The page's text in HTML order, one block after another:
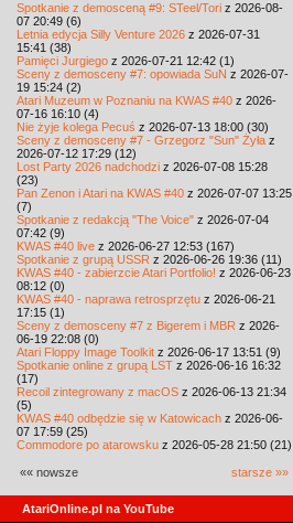
Spotkanie z demosceną #9: STeel/Tori z 2026-08-
07 20:49 (6)
Letnia edycja Silly Venture 2026 z 2026-07-31
15:41 (38)
Pamięci Jurgiego z 2026-07-21 12:42 (1)
Sceny z demosceny #7: opowiada SuN z 2026-07-
19 15:24 (2)
Atari Muzeum w Poznaniu na KWAS #40 z 2026-
07-16 16:10 (4)
Nie żyje kolega Pecuś z 2026-07-13 18:00 (30)
Sceny z demosceny #7 - Grzegorz "Sun" Żyła z
2026-07-12 17:29 (12)
Lost Party 2026 nadchodzi z 2026-07-08 15:28
(23)
Pan Zenon i Atari na KWAS #40 z 2026-07-07 13:25
(7)
Spotkanie z redakcją "The Voice" z 2026-07-04
07:42 (9)
KWAS #40 live z 2026-06-27 12:53 (167)
Spotkanie z grupą USSR z 2026-06-26 19:36 (11)
KWAS #40 - zabierzcie Atari Portfolio! z 2026-06-23
08:12 (0)
KWAS #40 - naprawa retrosprzętu z 2026-06-21
17:15 (1)
Sceny z demosceny #7 z Bigerem i MBR z 2026-
06-19 22:08 (0)
Atari Floppy Image Toolkit z 2026-06-17 13:51 (9)
Spotkanie online z grupą LST z 2026-06-16 16:32
(17)
Recoil zintegrowany z macOS z 2026-06-13 21:34
(5)
KWAS #40 odbędzie się w Katowicach z 2026-06-
07 17:59 (25)
Commodore po atarowsku z 2026-05-28 21:50 (21)
«« nowsze starsze »»
AtariOnline.pl na YouTube